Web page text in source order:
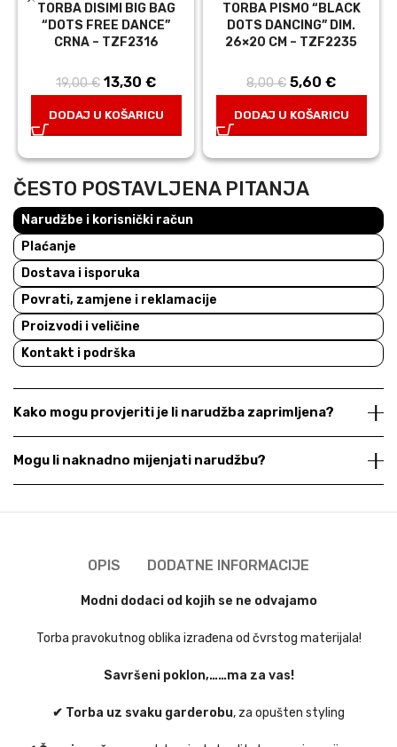
TORBA DISIMI BIG BAG
“DOTS FREE DANCE”
CRNA – TZF2316
19,00€
Izvorna
19,00 €.
13,30 €
13,30 €.
DODAJ U KOŠARICU
TORBA PISMO “BLACK
DOTS DANCING” DIM.
26×20 CM – TZF2235
8,00€
Izvorna
8,00 €.
5,60 €
5,60 €.
DODAJ U KOŠARICU
ČESTO POSTAVLJENA PITANJA
Narudžbe i korisnički račun
Plaćanje
Dostava i isporuka
Povrati, zamjene i reklamacije
Proizvodi i veličine
Kontakt i podrška
Kako mogu provjeriti je li narudžba zaprimljena?
Mogu li naknadno mijenjati narudžbu?
OPIS DODATNE INFORMACIJE
Modni dodaci od kojih se ne odvajamo
Torba pravokutnog oblika izrađena od čvrstog materijala!
Savršeni poklon,……ma za vas!
✔ Torba uz svaku garderobu, za opušten styling